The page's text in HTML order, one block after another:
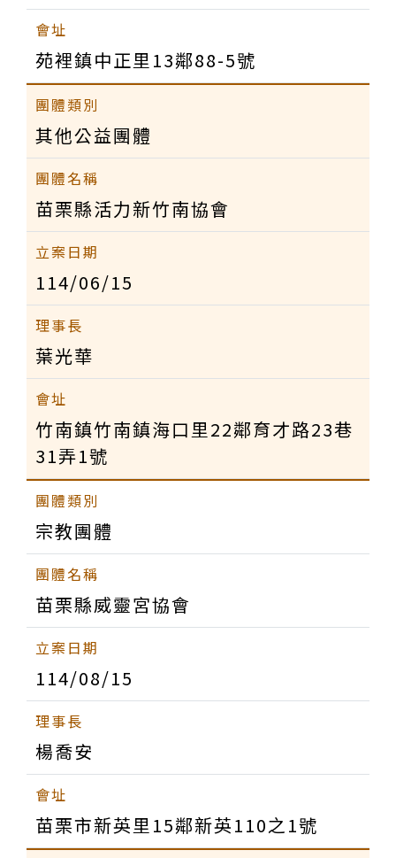
苑裡鎮中正里13鄰88-5號
其他公益團體
苗栗縣活力新竹南協會
114/06/15
葉光華
竹南鎮竹南鎮海口里22鄰育才路23巷
31弄1號
宗教團體
苗栗縣威靈宮協會
114/08/15
楊喬安
苗栗市新英里15鄰新英110之1號